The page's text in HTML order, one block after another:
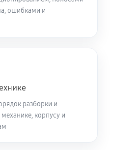
ошибками и
разборки и
корпусу и